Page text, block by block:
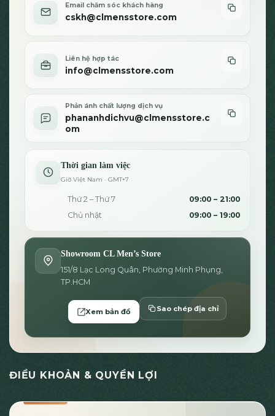
Email chăm sóc khách hàng
cskh@clmensstore.com
Liên hệ hợp tác
info@clmensstore.com
Phản ánh chất lượng dịch vụ
phananhdichvu@clmensstore.c
om
Thời gian làm việc
Giờ Việt Nam · GMT+7
Thứ 2 – Thứ 7
09:00 – 21:00
Chủ nhật
09:00 – 19:00
Showroom CL Men’s Store
151/8 Lạc Long Quân, Phường Minh Phụng,
TP.HCM
Xem bản đồ Sao chép địa chỉ
ĐIỀU KHOẢN & QUYỀN LỢI